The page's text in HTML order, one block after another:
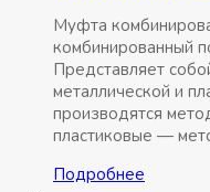
Муфта
комбинированный
Представляет
металлической и
производятся
пластиковые —
Подробнее